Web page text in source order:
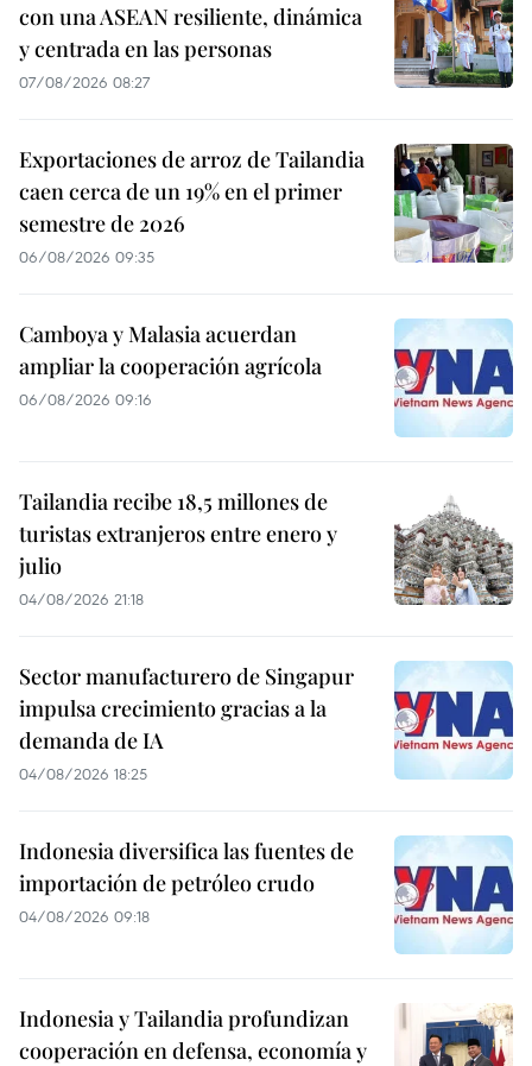
con una ASEAN resiliente, dinámica
y centrada en las personas
07/08/2026 08:27
Exportaciones de arroz de Tailandia
caen cerca de un 19% en el primer
semestre de 2026
06/08/2026 09:35
Camboya y Malasia acuerdan
ampliar la cooperación agrícola
06/08/2026 09:16
Tailandia recibe 18,5 millones de
turistas extranjeros entre enero y
julio
04/08/2026 21:18
Sector manufacturero de Singapur
impulsa crecimiento gracias a la
demanda de IA
04/08/2026 18:25
Indonesia diversifica las fuentes de
importación de petróleo crudo
04/08/2026 09:18
Indonesia y Tailandia profundizan
cooperación en defensa, economía y